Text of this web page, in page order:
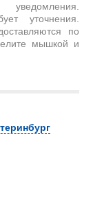
уточнения.
по
мышкой и